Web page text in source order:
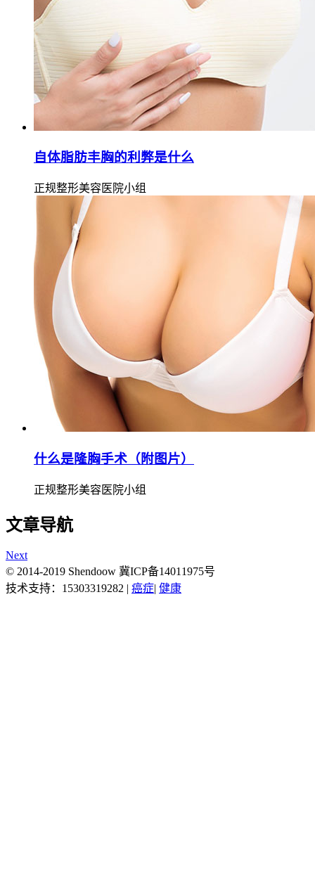
自体脂肪丰胸的利弊是什么
正规整形美容医院小组
什么是隆胸手术（附图片）
正规整形美容医院小组
文章导航
Next
© 2014-2019 Shendoow 冀ICP备14011975号
技术支持：15303319282 | 癌症| 健康